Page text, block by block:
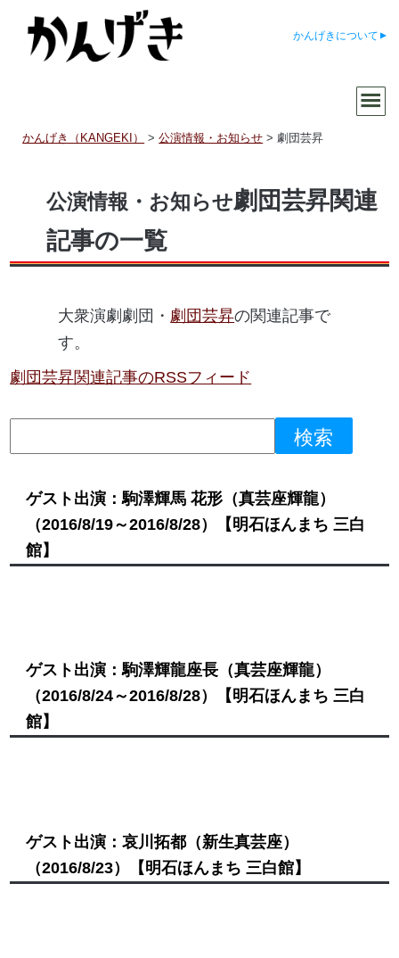
かんげきについて
かんげき（KANGEKI） >公演情報・お知らせ >劇団芸昇
公演情報・お知らせ劇団芸昇関連
記事の一覧
大衆演劇劇団・ 劇団芸昇の関連記事で
す。
劇団芸昇関連記事のRSSフィード
ゲスト出演：駒澤輝馬 花形（真芸座輝龍）
（2016/8/19～2016/8/28）
【明石ほんまち 三白
館】
ゲスト出演：駒澤輝龍座長（真芸座輝龍）
（2016/8/24～2016/8/28）
【明石ほんまち 三白
館】
ゲスト出演：哀川拓都（新生真芸座）
（2016/8/23）
【明石ほんまち 三白館】